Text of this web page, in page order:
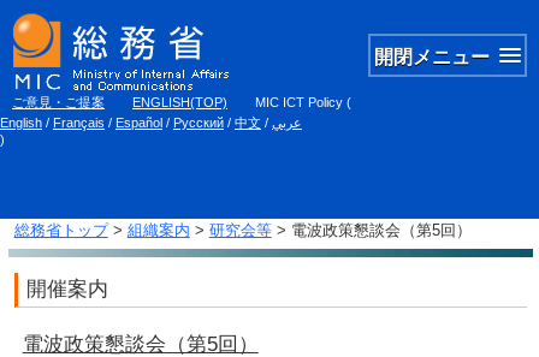
開閉メニュー
ご意見・ご提案 ENGLISH(TOP) MIC ICT Policy (
English / Français / Español / Русский / 中文 / عربي
)
総務省トップ> 組織案内 > 研究会等> 電波政策懇談会（第5回）
開催案内
電波政策懇談会（第5回）